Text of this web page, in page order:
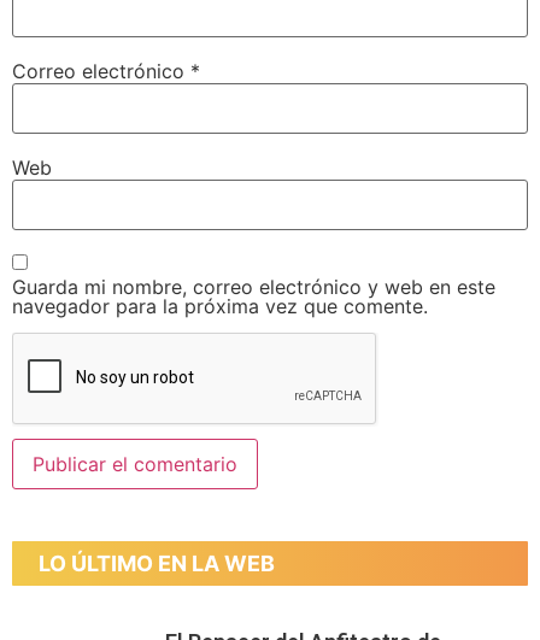
Correo electrónico *
Web
Guarda mi nombre, correo electrónico y web en este
navegador para la próxima vez que comente.
LO ÚLTIMO EN LA WEB